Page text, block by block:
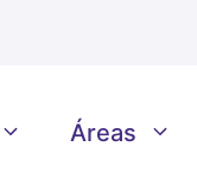
Áreas